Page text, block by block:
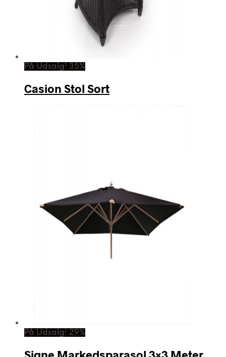
På Udsalg! 35%
Casion Stol Sort
På Udsalg! 29%